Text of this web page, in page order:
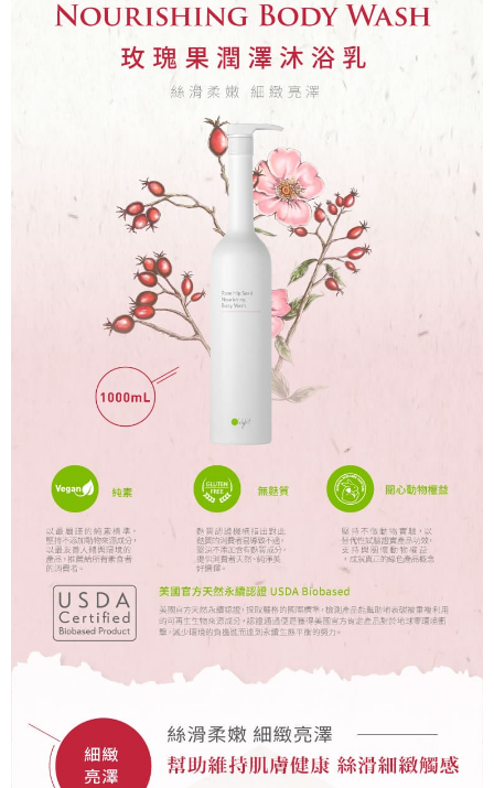
【注意事項】
１．透過由恩沛科技股份有限公司提供之「AFTEE先享後付」服務完成之交
易，需依本服務之必要範圍內提供個人資料，並將交易相關給付款項請求債
權轉讓予恩沛科技股份有限公司。
２．關於個人資料處理事宜，請瀏覽以下網址：
３．未成年的使用者請事先徵得法定代理人或監護人之同意方可使用
「AFTEE先享後付」，若未經同意申辦者引起之損失，本公司不負相關責
４．使用「AFTEE先享後付」時，將依據個別帳號之用戶狀況，依本公司即
時審查核予不同之上限額度；若仍有額度不足之情形，本公司將視審查結果
請求用戶進行身份認證。
５．嚴禁一人註冊多個帳號或使用他人資訊註冊。若發現惡意使用之情形，
恩沛科技股份有限公司將有權停止該用戶之使用額度並採取法律行動。